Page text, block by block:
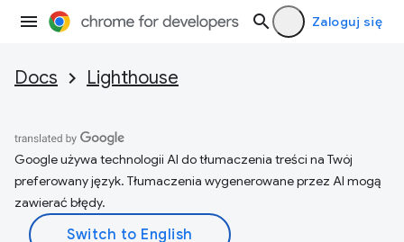
Zaloguj się
Docs Lighthouse
Google używa technologii AI do tłumaczenia treści na Twój
preferowany język. Tłumaczenia wygenerowane przez AI mogą
zawierać błędy.